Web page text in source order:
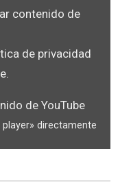
contenido de
de privacidad
.
de YouTube
player» directamente